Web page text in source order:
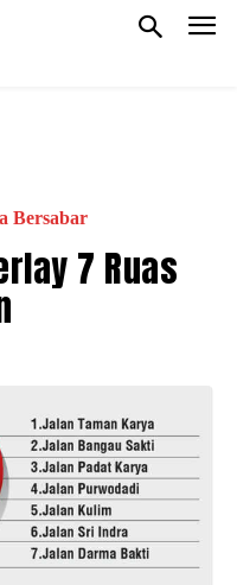
Bersabar
7 Ruas